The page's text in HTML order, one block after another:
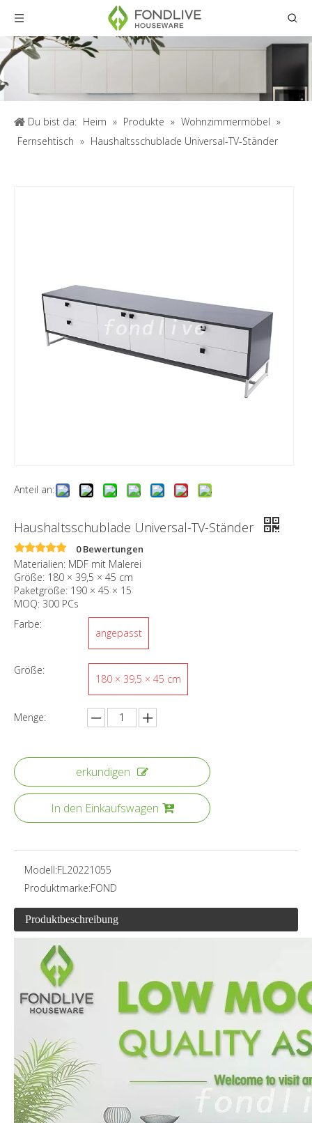
Du bist da: Heim » Produkte » Wohnzimmermöbel »
Fernsehtisch » Haushaltsschublade Universal-TV-Ständer
Anteil an:
Haushaltsschublade Universal-TV-Ständer
0 Bewertungen
Materialien: MDF mit Malerei
Größe: 180 × 39,5 × 45 cm
Paketgröße: 190 × 45 × 15
MOQ: 300 PCs
Farbe:
angepasst
Größe:
180 × 39,5 × 45 cm
Menge:
erkundigen
In den Einkaufswagen
Modell:FL20221055
Produktmarke:FOND
Produktbeschreibung